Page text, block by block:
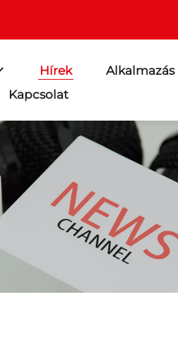
Hírek Alkalmazás
Kapcsolat